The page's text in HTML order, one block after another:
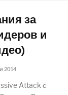
за
и
2014
Attack с